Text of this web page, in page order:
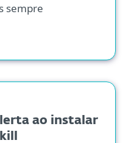
sempre
ao instalar